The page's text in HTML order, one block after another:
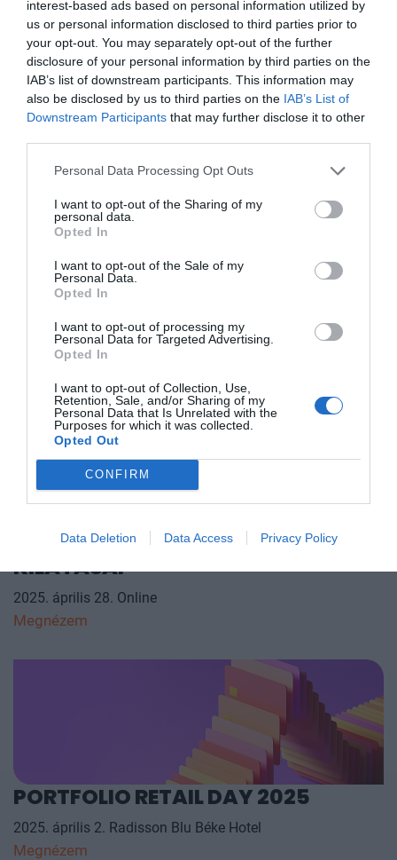
interest-based ads based on personal information utilized by
us or personal information disclosed to third parties prior to
your opt-out. You may separately opt-out of the further
disclosure of your personal information by third parties on the
IAB’s list of downstream participants. This information may
also be disclosed by us to third parties on the IAB’s List of
Downstream Participants that may further disclose it to other
Personal Data Processing Opt Outs
I want to opt-out of the Sharing of my
personal data.
Opted In
I want to opt-out of the Sale of my
Personal Data.
Opted In
I want to opt-out of processing my
Personal Data for Targeted Advertising.
Opted In
I want to opt-out of Collection, Use,
Retention, Sale, and/or Sharing of my
Personal Data that Is Unrelated with the
Purposes for which it was collected.
Opted Out
CONFIRM
Data Deletion Data Access Privacy Policy
PORTFOLIO INVESTMENT DAY 2025
2025. május 8. CEU Nádor Event Center
Megnézem
DIGITAL COMPLIANCE 2025
Megnézem
ENERGIAFINANSZÍROZÁSÁNAK
KILÁTÁSAI
2025. április 28. Online
Megnézem
PORTFOLIO RETAIL DAY 2025
2025. április 2. Radisson Blu Béke Hotel
Megnézem